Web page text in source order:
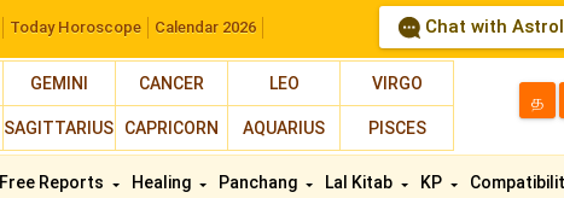
Today Horoscope Calendar 2026 Chat with
GEMINI CANCER LEO VIRGO
SAGITTARIUS CAPRICORN AQUARIUS PISCES
த
Free Reports Healing Panchang Lal Kitab KP